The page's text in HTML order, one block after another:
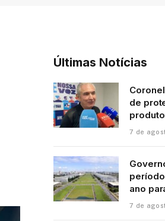
Últimas Notícias
de
7 de
ano
7 de